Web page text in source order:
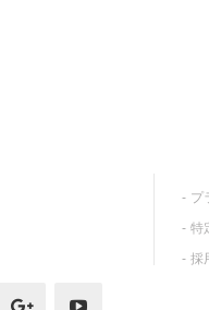
プ
特
採